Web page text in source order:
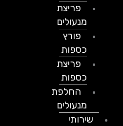
פריצת
מנעולים
פורץ
כספות
פריצת
כספות
החלפת
מנעולים
שירותי